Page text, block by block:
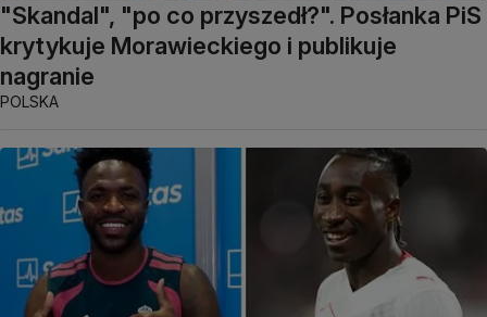
"Skandal", "po co przyszedł?". Posłanka PiS
krytykuje Morawieckiego i publikuje
nagranie
POLSKA